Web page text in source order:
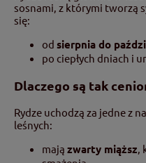
sosnami, z którymi tworzą
się:
od sierpnia do
po ciepłych dniach i
Dlaczego są tak
Rydze uchodzą za jedne z
leśnych:
mają zwarty miąższ,